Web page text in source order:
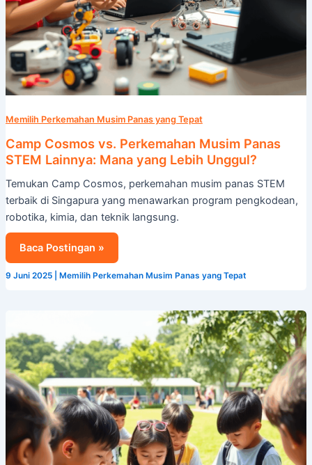
Memilih Perkemahan Musim Panas yang Tepat
Camp Cosmos vs. Perkemahan Musim Panas
STEM Lainnya: Mana yang Lebih Unggul?
Temukan Camp Cosmos, perkemahan musim panas STEM
terbaik di Singapura yang menawarkan program pengkodean,
robotika, kimia, dan teknik langsung.
Baca Postingan »
9 Juni 2025 Memilih Perkemahan Musim Panas yang Tepat
Kemampuan
Bahasa
Inggris
Anda
dengan
Program
Perkemahan
Musim